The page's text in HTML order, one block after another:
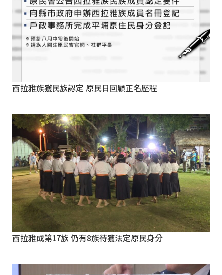
西拉雅族獲民族認定 原民日回顧正名歷程
西拉雅成第17族 仍有8族待獲法定原民身分